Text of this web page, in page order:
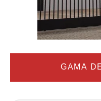
GAMA